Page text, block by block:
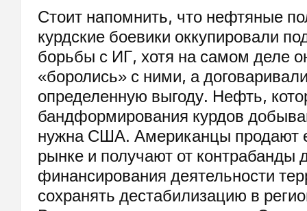
Стоит напомнить, что нефтяные
курдские боевики оккупировали
борьбы с ИГ, хотя на самом деле
«боролись» с ними, а
определенную выгоду. Нефть,
бандформирования курдов
нужна США. Американцы продают
рынке и получают от контрабанды
финансирования деятельности
сохранять дестабилизацию в